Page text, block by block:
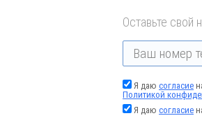
Оставьте свой
Я даю согласие
Политикой
Я даю согласие